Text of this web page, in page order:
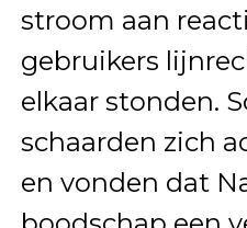
stroom aan
gebruikers
elkaar stonden.
schaarden zich
en vonden dat